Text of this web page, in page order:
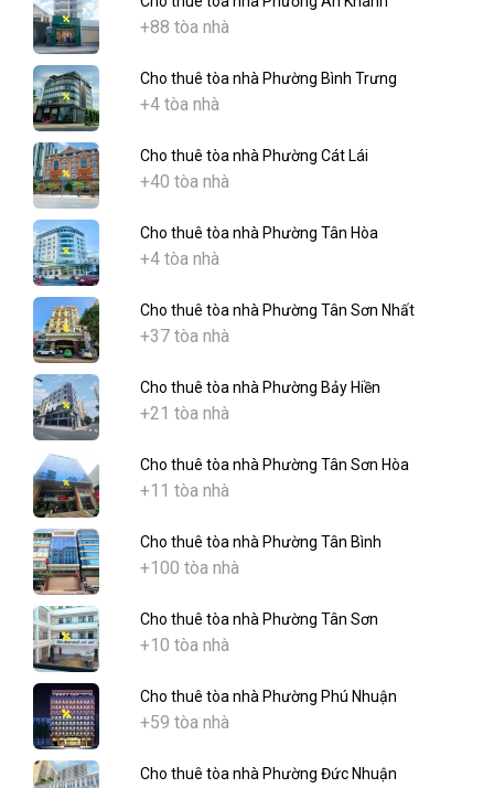
+88 tòa nhà
Cho thuê tòa nhà Phường Bình Trưng
+4 tòa nhà
Cho thuê tòa nhà Phường Cát Lái
+40 tòa nhà
Cho thuê tòa nhà Phường Tân Hòa
+4 tòa nhà
Cho thuê tòa nhà Phường Tân Sơn Nhất
+37 tòa nhà
Cho thuê tòa nhà Phường Bảy Hiền
+21 tòa nhà
Cho thuê tòa nhà Phường Tân Sơn Hòa
+11 tòa nhà
Cho thuê tòa nhà Phường Tân Bình
+100 tòa nhà
Cho thuê tòa nhà Phường Tân Sơn
+10 tòa nhà
Cho thuê tòa nhà Phường Phú Nhuận
+59 tòa nhà
Cho thuê tòa nhà Phường Đức Nhuận